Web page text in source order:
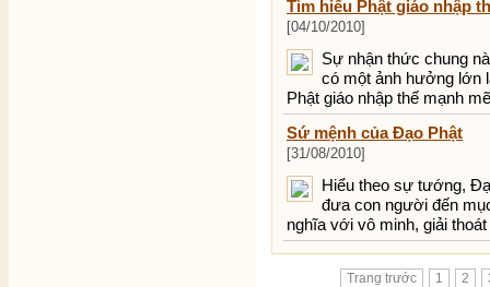
Tìm hiểu Phật giáo nhập
[04/10/2010]
Sự nhận thức chung
có một ảnh hưởng lớn
Phật giáo nhập thế mạnh
Sứ mệnh của Đạo Phật
[31/08/2010]
Hiểu theo sự tướng,
đưa con người đến
nghĩa với vô minh, giải
Trang trước 1 2